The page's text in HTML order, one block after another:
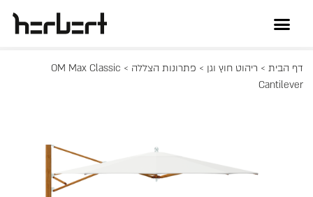
דף הבית > ריהוט חוץ וגן > פתרונות הצללה
> OM Max Classic
Cantilever